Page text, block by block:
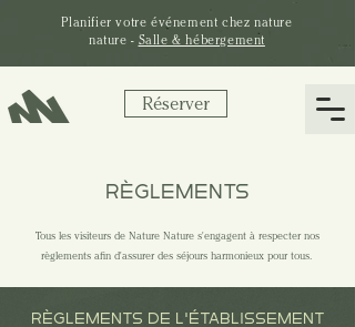
Réserver
Planifier votre événement chez nature
nature - Salle & hébergement
RÈGLEMENTS
Tous les visiteurs de Nature Nature s'engagent à respecter nos
règlements afin d'assurer des séjours harmonieux pour tous.
RÈGLEMENTS DE L'ÉTABLISSEMENT